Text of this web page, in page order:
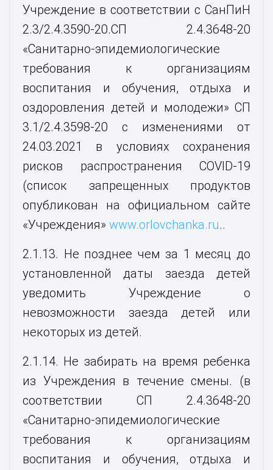
Учреждение в соответствии с СанПиН
2.3/2.4.3590-20.СП 2.4.3648-20
«Санитарно-эпидемиологические
требования к организациям
воспитания и обучения, отдыха и
оздоровления детей и молодежи» СП
3.1/2.4.3598-20 с изменениями от
24.03.2021 в условиях сохранения
рисков распространения COVID-19
(список запрещенных продуктов
опубликован на официальном сайте
«Учреждения» www.orlovchanka.ru..
2.1.13. Не позднее чем за 1 месяц до
установленной даты заезда детей
уведомить Учреждение о
невозможности заезда детей или
некоторых из детей.
2.1.14. Не забирать на время ребенка
из Учреждения в течение смены. (в
соответствии СП 2.4.3648-20
«Санитарно-эпидемиологические
требования к организациям
воспитания и обучения, отдыха и